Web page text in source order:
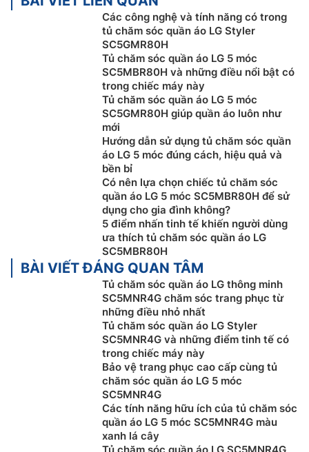
Công nghệ Dynamic MovingHanger
Tủ chăm sóc quần áo LG giá rẻSC5MNR4G với hệ
thống giá treo với công nghệ chuyển động độc quyền
Dynamic MovingHanger cung cấp chế độ chăm sóc
tùy chỉnh riêng biệt cho từng loại trang phục và chất
liệu. Công nghệ này có thể xoay và rung lên đến 350
lần mỗi phút để loại bỏ các hạt bụi kích thước lớn và
bụi mịn trong trang phục.
Công nghệ QuickRefresh
Đây là chu trình làm mới cấp tốc, giúp loại bỏ nếp
Các công nghệ và tính năng có trong
tủ chăm sóc quần áo LG Styler
SC5GMR80H
Tủ chăm sóc quần áo LG 5 móc
SC5MBR80H và những điều nổi bật có
trong chiếc máy này
Tủ chăm sóc quần áo LG 5 móc
SC5GMR80H giúp quần áo luôn như
mới
Hướng dẫn sử dụng tủ chăm sóc quần
áo LG 5 móc đúng cách, hiệu quả và
bền bỉ
Có nên lựa chọn chiếc tủ chăm sóc
quần áo LG 5 móc SC5MBR80H để sử
dụng cho gia đình không?
5 điểm nhấn tinh tế khiến người dùng
ưa thích tủ chăm sóc quần áo LG
SC5MBR80H
BÀI VIẾT ĐÁNG QUAN TÂM
Tủ chăm sóc quần áo LG thông minh
SC5MNR4G chăm sóc trang phục từ
những điều nhỏ nhất
Tủ chăm sóc quần áo LG Styler
SC5MNR4G và những điểm tinh tế có
trong chiếc máy này
Bảo vệ trang phục cao cấp cùng tủ
chăm sóc quần áo LG 5 móc
SC5MNR4G
Các tính năng hữu ích của tủ chăm sóc
quần áo LG 5 móc SC5MNR4G màu
xanh lá cây
Tủ chăm sóc quần áo LG SC5MNR4G